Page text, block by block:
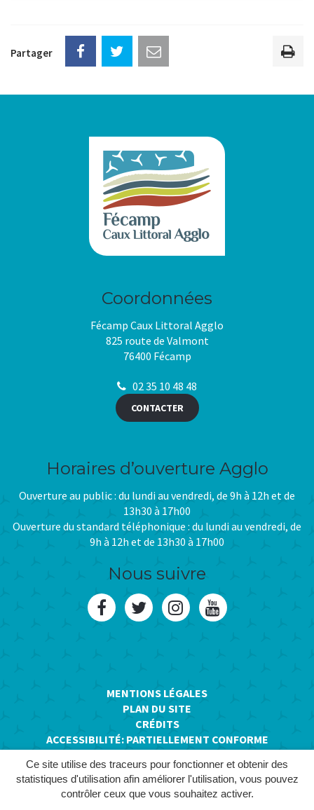
Ce site utilise des traceurs pour fonctionner et obtenir des
statistiques d'utilisation afin améliorer l'utilisation, vous pouvez
contrôler ceux que vous souhaitez activer.
Partager
Coordonnées
Fécamp Caux Littoral Agglo
825 route de Valmont
76400 Fécamp
02 35 10 48 48
CONTACTER
Horaires d’ouverture Agglo
Ouverture au public : du lundi au vendredi, de 9h à 12h et de
13h30 à 17h00
Ouverture du standard téléphonique : du lundi au vendredi, de
9h à 12h et de 13h30 à 17h00
Nous suivre
Lien
compte
Facebook
Lien
compte
Twitter
Lien
compte
Instagram
Lien
MENTIONS LÉGALES
PLAN DU SITE
CRÉDITS
ACCESSIBILITÉ: PARTIELLEMENT CONFORME